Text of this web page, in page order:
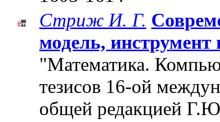
Стриж И. Г.
модель,
"Математика.
тезисов 16-ой
общей редакцией